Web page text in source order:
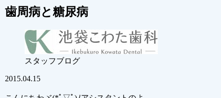
歯周病と糖尿病
スタッフブログ
2015.04.15